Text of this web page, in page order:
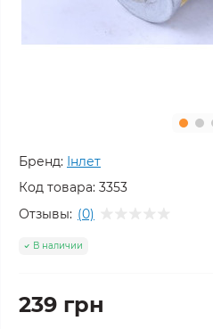
Бренд: Інлет
Код товара: 3353
Отзывы: (0)
В наличии
239 грн